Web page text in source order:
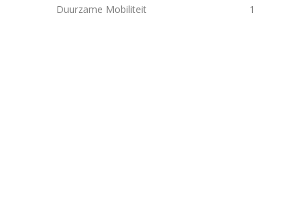
Duurzame Mobiliteit
1